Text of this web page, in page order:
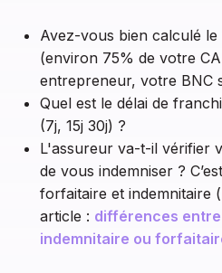
Avez-vous bien calculé
(environ 75% de votre
entrepreneur, votre BNC
Quel est le délai de
(7j, 15j 30j) ?
L'assureur va-t-il vérifier
de vous indemniser ?
forfaitaire et indemnitaire
article : différences
indemnitaire ou